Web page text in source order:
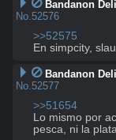
Bandanon
No. 52576
>>52575
En simpcity,
Bandanon
No. 52577
>>51654
Lo mismo por
pesca, ni la